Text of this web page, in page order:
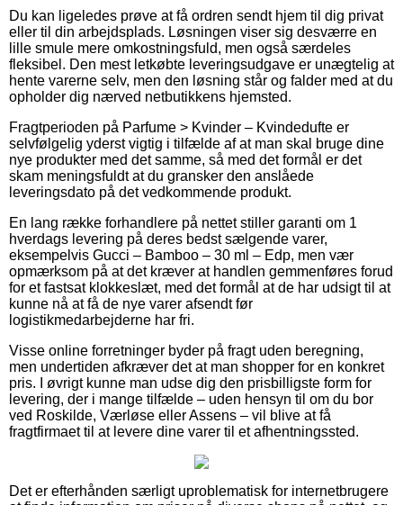
Du kan ligeledes prøve at få ordren sendt hjem til dig privat
eller til din arbejdsplads. Løsningen viser sig desværre en
lille smule mere omkostningsfuld, men også særdeles
fleksibel. Den mest letkøbte leveringsudgave er unægtelig at
hente varerne selv, men den løsning står og falder med at du
opholder dig nærved netbutikkens hjemsted.
Fragtperioden på Parfume > Kvinder – Kvindedufte er
selvfølgelig yderst vigtig i tilfælde af at man skal bruge dine
nye produkter med det samme, så med det formål er det
skam meningsfuldt at du gransker den anslåede
leveringsdato på det vedkommende produkt.
En lang række forhandlere på nettet stiller garanti om 1
hverdags levering på deres bedst sælgende varer,
eksempelvis Gucci – Bamboo – 30 ml – Edp, men vær
opmærksom på at det kræver at handlen gemmenføres forud
for et fastsat klokkeslæt, med det formål at de har udsigt til at
kunne nå at få de nye varer afsendt før
logistikmedarbejderne har fri.
Visse online forretninger byder på fragt uden beregning,
men undertiden afkræver det at man shopper for en konkret
pris. I øvrigt kunne man udse dig den prisbilligste form for
levering, der i mange tilfælde – uden hensyn til om du bor
ved Roskilde, Værløse eller Assens – vil blive at få
fragtfirmaet til at levere dine varer til et afhentningssted.
Det er efterhånden særligt uproblematisk for internetbrugere